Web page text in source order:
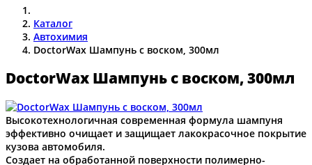
Каталог
Автохимия
DoctorWax Шампунь с воском, 300мл
DoctorWax Шампунь с воском, 300мл
Высокотехнологичная современная формула шампуня
эффективно очищает и защищает лакокрасочное покрытие
кузова автомобиля.
Создает на обработанной поверхности полимерно-